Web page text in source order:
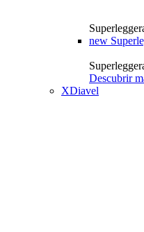
new
Descubrir
XDiavel